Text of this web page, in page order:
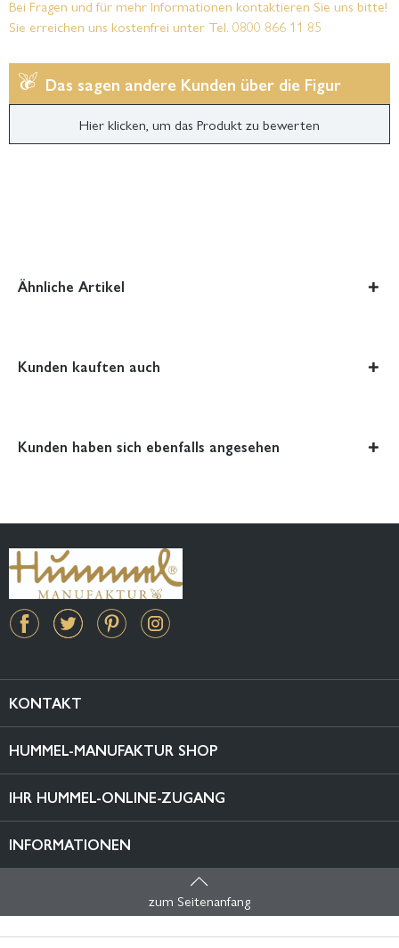
Bei Fragen und für mehr Informationen kontaktieren Sie uns bitte!
Sie erreichen uns kostenfrei unter Tel. 0800 866 11 85
Das sagen andere Kunden über die Figur
Hier klicken, um das Produkt zu bewerten
Ähnliche Artikel
Kunden kauften auch
Kunden haben sich ebenfalls angesehen
KONTAKT
HUMMEL-MANUFAKTUR SHOP
IHR HUMMEL-ONLINE-ZUGANG
INFORMATIONEN
zum Seitenanfang